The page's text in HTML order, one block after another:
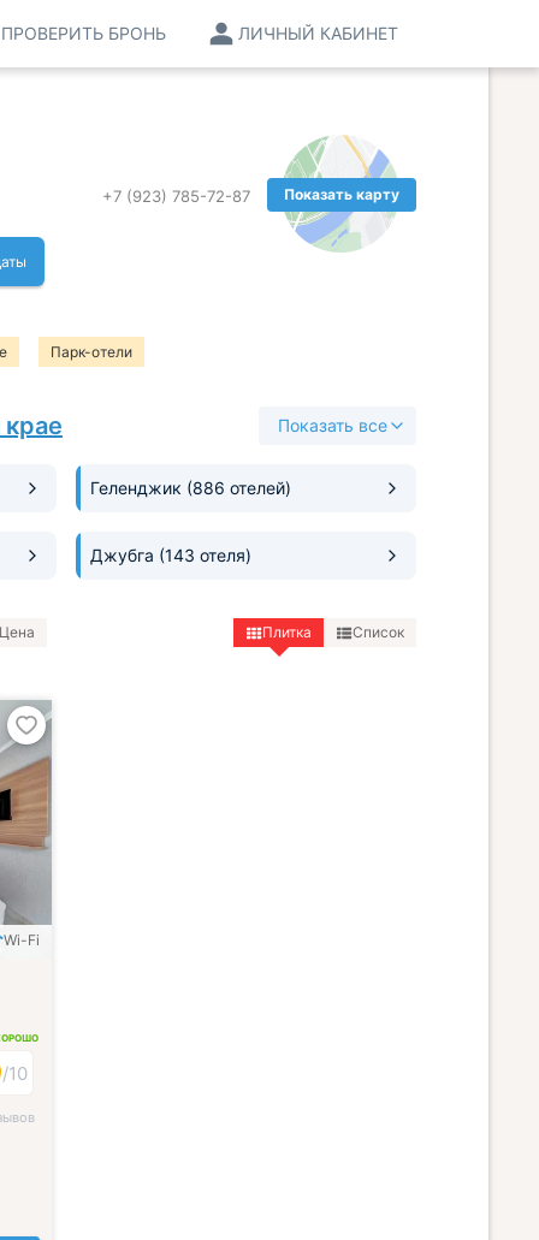
ЛИЧНЫЙ КАБИНЕТ
ПРОВЕРИТЬ БРОНЬ
Показать карту
+7 (923) 785-72-87
Парк-отели
Показать все
Геленджик (886 отелей)
Джубга (143 отеля)
Цена Плитка Список
Wi-Fi
/10